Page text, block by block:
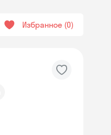
Избранное 0